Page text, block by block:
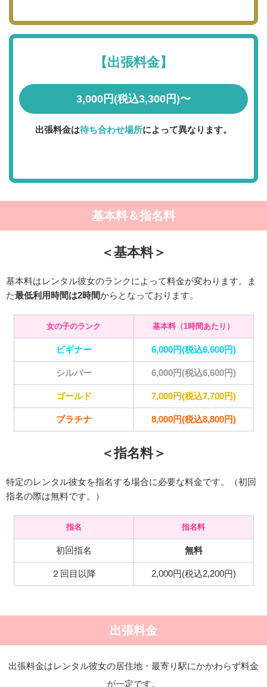
【出張料金】
3,000円(税込3,300円)〜
出張料金は待ち合わせ場所によって異なります。
基本料＆指名料
＜基本料＞
基本料はレンタル彼女のランクによって料金が変わります。ま
た最低利用時間は2時間からとなっております。
女の子のランク 基本料（1時間あたり）
ビギナー 6,000円(税込6,600円)
シルバー 6,000円(税込6,600円)
ゴールド 7,000円(税込7,700円)
プラチナ 8,000円(税込8,800円)
＜指名料＞
特定のレンタル彼女を指名する場合に必要な料金です。（初回
指名の際は無料です。）
指名 指名料
初回指名 無料
２回目以降 2,000円(税込2,200円)
出張料金
出張料金はレンタル彼女の居住地・最寄り駅にかかわらず料金
が一定です。